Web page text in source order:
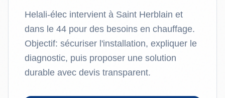
Helali-élec intervient à Saint Herblain et
dans le 44 pour des besoins en chauffage.
Objectif: sécuriser l'installation, expliquer le
diagnostic, puis proposer une solution
durable avec devis transparent.